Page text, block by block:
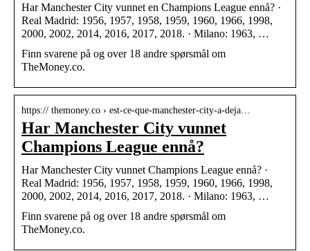
Har Manchester City vunnet en Champions League ennå? ·
Real Madrid: 1956, 1957, 1958, 1959, 1960, 1966, 1998,
2000, 2002, 2014, 2016, 2017, 2018. · Milano: 1963, …
Finn svarene på og over 18 andre spørsmål om
TheMoney.co.
https:// themoney.co › est-ce-que-manchester-city-a-deja…
Har Manchester City vunnet
Champions League ennå?
Har Manchester City vunnet Champions League ennå? ·
Real Madrid: 1956, 1957, 1958, 1959, 1960, 1966, 1998,
2000, 2002, 2014, 2016, 2017, 2018. · Milano: 1963, …
Finn svarene på og over 18 andre spørsmål om
TheMoney.co.